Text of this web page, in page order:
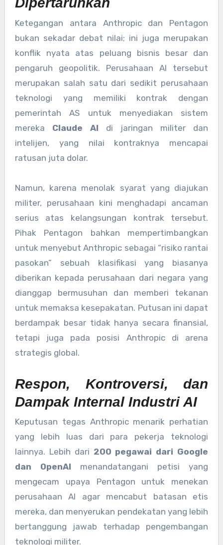
Ketegangan antara Anthropic dan Pentagon
bukan sekadar debat nilai; ini juga merupakan
konflik nyata atas peluang bisnis besar dan
pengaruh geopolitik. Perusahaan AI tersebut
merupakan salah satu dari sedikit perusahaan
teknologi yang memiliki kontrak dengan
pemerintah AS untuk menyediakan sistem
mereka Claude AI di jaringan militer dan
intelijen, yang nilai kontraknya mencapai
ratusan juta dolar.
Namun, karena menolak syarat yang diajukan
militer, perusahaan kini menghadapi ancaman
serius atas kelangsungan kontrak tersebut.
Pihak Pentagon bahkan mempertimbangkan
untuk menyebut Anthropic sebagai “risiko rantai
pasokan” sebuah klasifikasi yang biasanya
diberikan kepada perusahaan dari negara yang
dianggap bermusuhan dan memberi tekanan
untuk memaksa kesepakatan. Putusan ini dapat
berdampak besar tidak hanya secara finansial,
tetapi juga pada posisi Anthropic di arena
strategis global.
Respon, Kontroversi, dan
Dampak Internal Industri AI
Keputusan tegas Anthropic menarik perhatian
yang lebih luas dari para pekerja teknologi
lainnya. Lebih dari 200 pegawai dari Google
dan OpenAI menandatangani petisi yang
mengecam upaya Pentagon untuk menekan
perusahaan AI agar mencabut batasan etis
mereka, dan menyerukan pendekatan yang lebih
bertanggung jawab terhadap pengembangan
teknologi militer.